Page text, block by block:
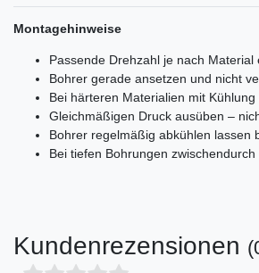
Montagehinweise
Passende Drehzahl je nach Material
Bohrer gerade ansetzen und nicht
Bei härteren Materialien mit
Gleichmäßigen Druck ausüben –
Bohrer regelmäßig abkühlen lassen
Bei tiefen Bohrungen
Kundenrezensionen